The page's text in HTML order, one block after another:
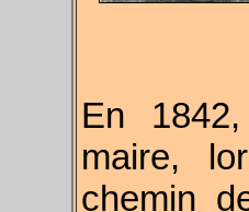
En
maire,
chemin